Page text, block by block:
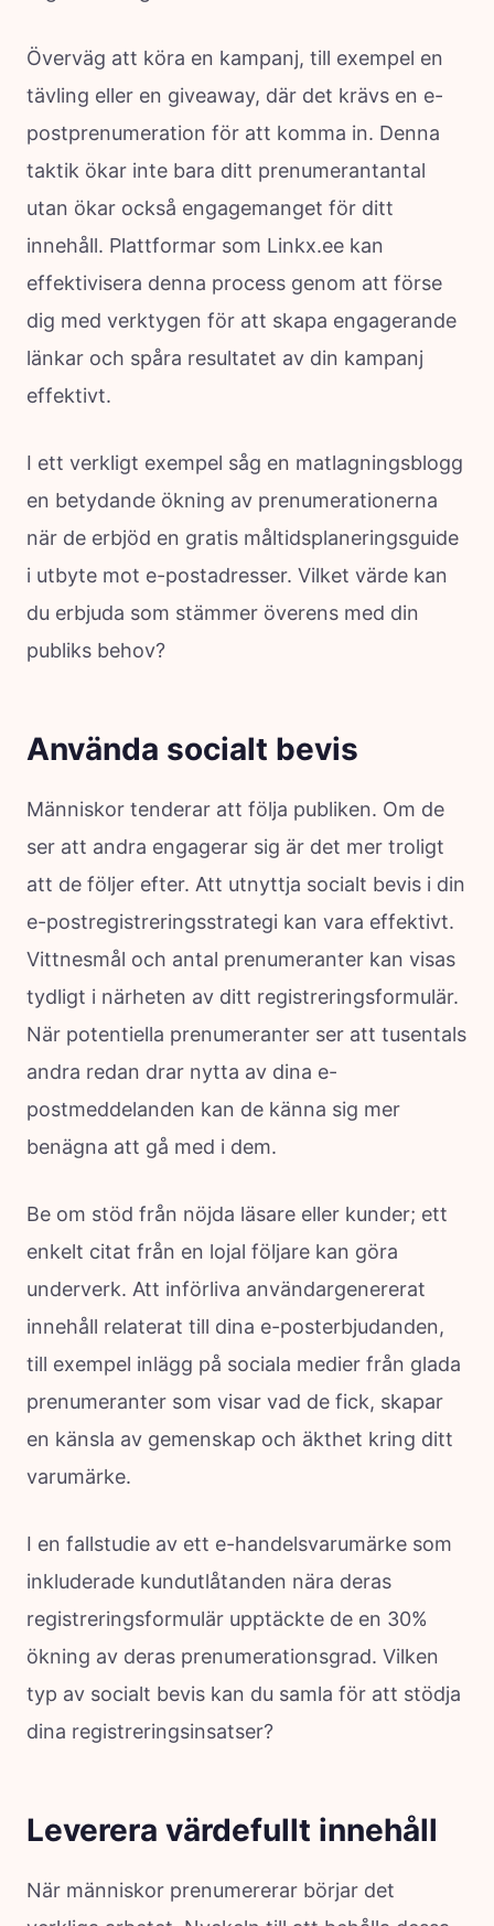
Överväg att köra en kampanj, till exempel en
tävling eller en giveaway, där det krävs en e-
postprenumeration för att komma in. Denna
taktik ökar inte bara ditt prenumerantantal
utan ökar också engagemanget för ditt
innehåll. Plattformar som Linkx.ee kan
effektivisera denna process genom att förse
dig med verktygen för att skapa engagerande
länkar och spåra resultatet av din kampanj
effektivt.
I ett verkligt exempel såg en matlagningsblogg
en betydande ökning av prenumerationerna
när de erbjöd en gratis måltidsplaneringsguide
i utbyte mot e-postadresser. Vilket värde kan
du erbjuda som stämmer överens med din
publiks behov?
Använda socialt bevis
Människor tenderar att följa publiken. Om de
ser att andra engagerar sig är det mer troligt
att de följer efter. Att utnyttja socialt bevis i din
e-postregistreringsstrategi kan vara effektivt.
Vittnesmål och antal prenumeranter kan visas
tydligt i närheten av ditt registreringsformulär.
När potentiella prenumeranter ser att tusentals
andra redan drar nytta av dina e-
postmeddelanden kan de känna sig mer
benägna att gå med i dem.
Be om stöd från nöjda läsare eller kunder; ett
enkelt citat från en lojal följare kan göra
underverk. Att införliva användargenererat
innehåll relaterat till dina e-posterbjudanden,
till exempel inlägg på sociala medier från glada
prenumeranter som visar vad de fick, skapar
en känsla av gemenskap och äkthet kring ditt
varumärke.
I en fallstudie av ett e-handelsvarumärke som
inkluderade kundutlåtanden nära deras
registreringsformulär upptäckte de en 30%
ökning av deras prenumerationsgrad. Vilken
typ av socialt bevis kan du samla för att stödja
dina registreringsinsatser?
Leverera värdefullt innehåll
När människor prenumererar börjar det